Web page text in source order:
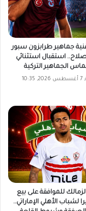
جماهير طرابزون سبور
استقبال استثنائي
الجماهير التركية
الجمعة, 7 أغسطس 2026, 10:35
للموافقة على بيع
لشباب الأهلي الإماراتي..